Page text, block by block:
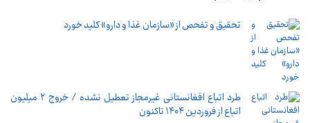
تحقیق و تفحص از «سازمان غذا و دارو» کلید خورد
طرد اتباع افغانستانی غیرمجاز تعطیل نشده / خروج ۲ میلیون
اتباع از فروردین ۱۴۰۴ تاکنون